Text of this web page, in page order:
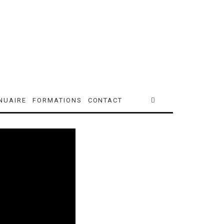
FORMATIONS CONTACT